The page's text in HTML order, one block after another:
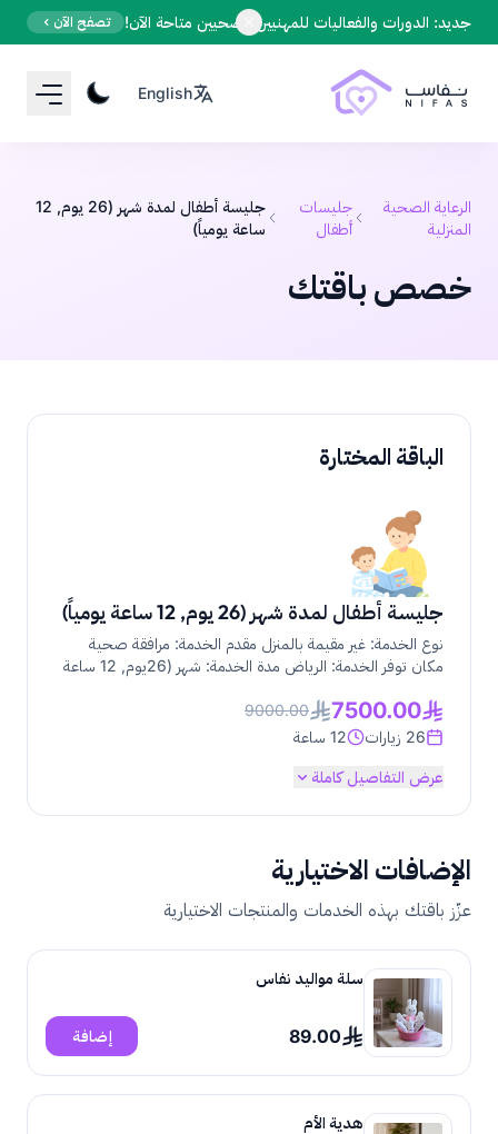
جديد: الدورات والفعاليات للمهنيين الصحيين متاحة الآن! تصفح الآن
English
الرعاية الصحية
المنزلية
جليسات
أطفال
جليسة أطفال لمدة شهر (26 يوم, 12
ساعة يومياً)
خصص باقتك
الباقة المختارة
جليسة أطفال لمدة شهر (26 يوم, 12 ساعة يومياً)
نوع الخدمة: غير مقيمة بالمنزل مقدم الخدمة: مرافقة صحية
مكان توفر الخدمة: الرياض مدة الخدمة: شهر (26يوم, 12 ساعة
فيها الرضع وحديثو الولادة
7500.00
9000.00
26 زيارات
12 ساعة
عرض التفاصيل كاملة
الإضافات الاختيارية
عزّز باقتك بهذه الخدمات والمنتجات الاختيارية
سلة مواليد نفاس
89.00 إضافة
هدية الأم